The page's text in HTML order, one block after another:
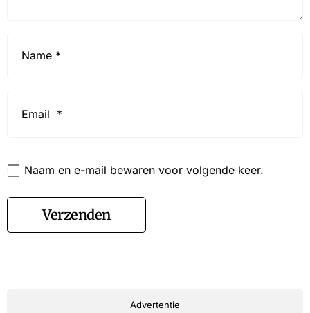
Naam en e-mail bewaren voor volgende keer.
Verzenden
Advertentie